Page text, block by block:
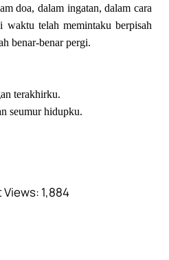
doa, dalam ingatan, dalam cara
telah memintaku berpisah
benar-benar pergi.
terakhirku.
seumur hidupku.
Views: 1,884